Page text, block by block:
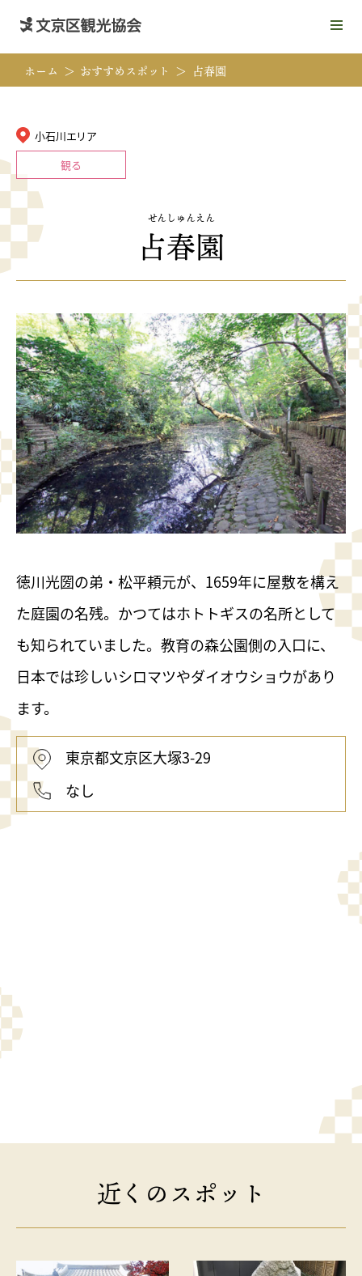
メ
ュ
を
ホーム おすすめスポット 占春園
小石川エリア
観る
せんしゅんえん
占春園
徳川光圀の弟・松平頼元が、1659年に屋敷を構え
た庭園の名残。かつてはホトトギスの名所として
も知られていました。教育の森公園側の入口に、
日本では珍しいシロマツやダイオウショウがあり
ます。
東京都文京区大塚3-29
なし
近くのスポット